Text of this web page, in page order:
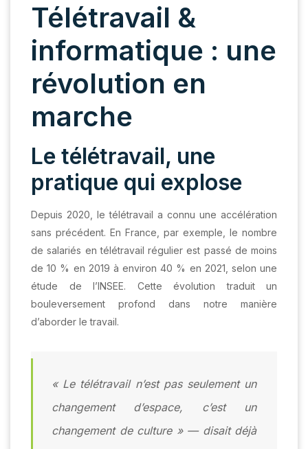
Télétravail &
informatique : une
révolution en
marche
Le télétravail, une
pratique qui explose
Depuis 2020, le télétravail a connu une accélération
sans précédent. En France, par exemple, le nombre
de salariés en télétravail régulier est passé de moins
de 10 % en 2019 à environ 40 % en 2021, selon une
étude de l’INSEE. Cette évolution traduit un
bouleversement profond dans notre manière
d’aborder le travail.
« Le télétravail n’est pas seulement un
changement d’espace, c’est un
changement de culture » — disait déjà